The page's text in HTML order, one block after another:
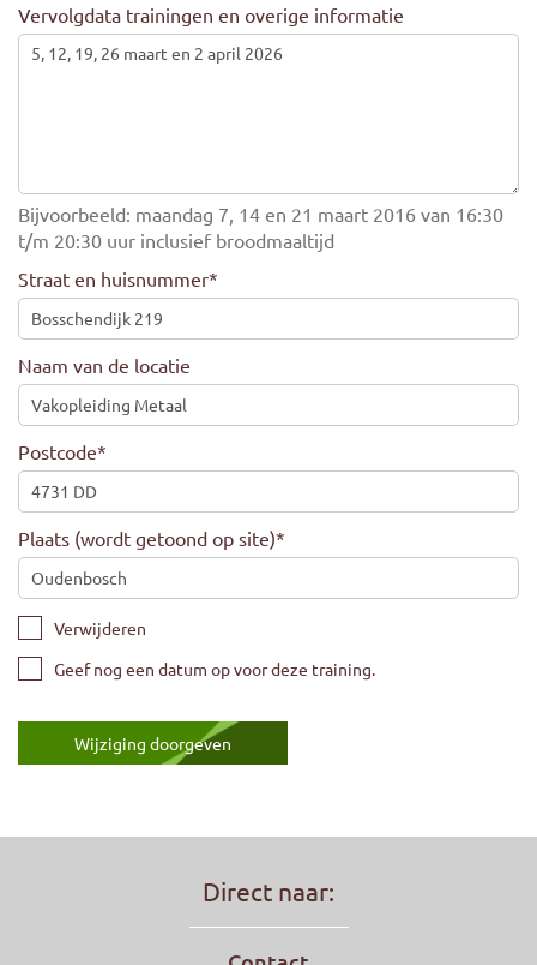
Vervolgdata trainingen en overige informatie
Bijvoorbeeld: maandag 7, 14 en 21 maart 2016 van 16:30
t/m 20:30 uur inclusief broodmaaltijd
Straat en huisnummer*
Naam van de locatie
Postcode*
Plaats (wordt getoond op site)*
Verwijderen
Geef nog een datum op voor deze training.
Direct naar: